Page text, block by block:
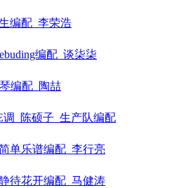
编配_李荣浩
编配_谈柒柒
编配_陶喆
_陈硕子_生产队编配
单乐谱编配_李行亮
待花开编配_马健涛